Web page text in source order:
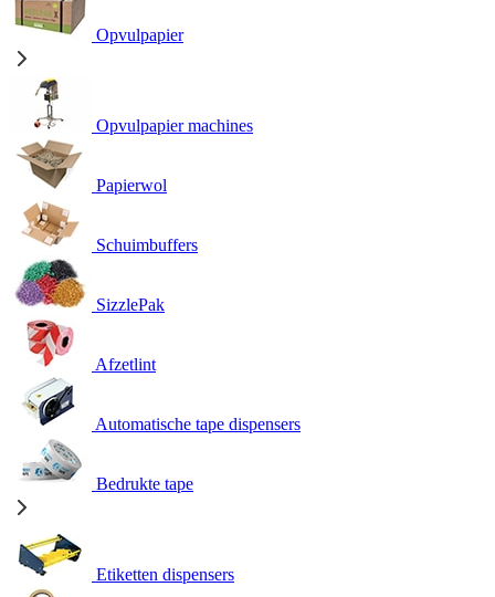
Opvulpapier
Opvulpapier machines
Papierwol
Schuimbuffers
SizzlePak
Afzetlint
Automatische tape dispensers
Bedrukte tape
Etiketten dispensers